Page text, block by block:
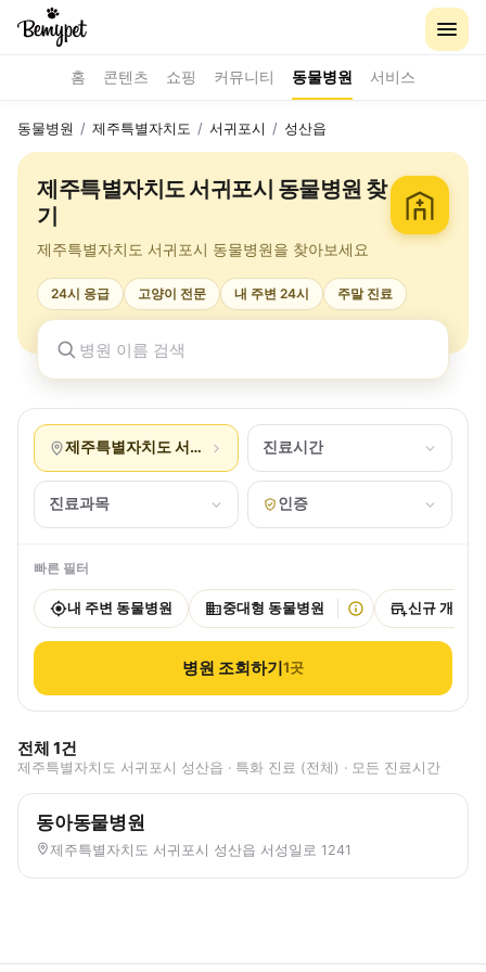
홈 콘텐츠 쇼핑 커뮤니티 동물병원 서비스
동물병원 / 제주특별자치도 / 서귀포시 / 성산읍
제주특별자치도 서귀포시 동물병원 찾
기
제주특별자치도 서귀포시 동물병원을 찾아보세요
24시 응급 고양이 전문 내 주변 24시 주말 진료
제주특별자치도 서귀포시 성산읍진료시간
진료과목 인증
빠른 필터
내 주변 동물병원 중대형 동물병원 신규 개원
병원 조회하기1곳
전체 1건
제주특별자치도 서귀포시 성산읍 · 특화 진료 (전체) · 모든 진료시간
동아동물병원
제주특별자치도 서귀포시 성산읍 서성일로 1241